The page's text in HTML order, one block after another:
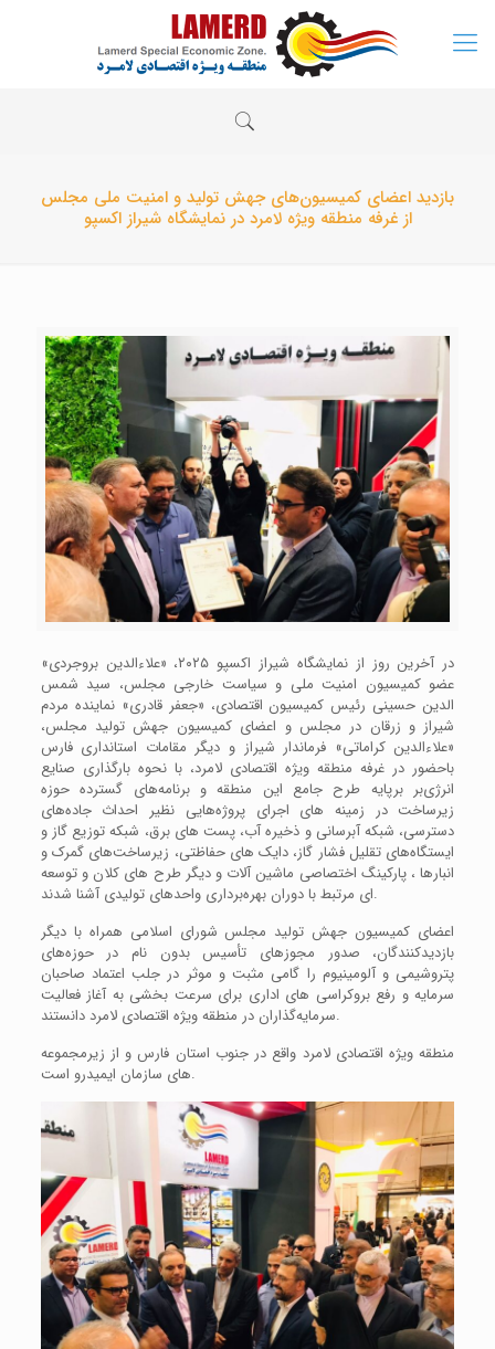
بازدید اعضای کمیسیون‌های جهش تولید و امنیت ملی مجلس
از غرفه منطقه ویژه لامرد در نمایشگاه شیراز اکسپو
در آخرین روز از نمایشگاه شیراز اکسپو ٢٠٢۵، «علاءالدین بروجردی»
عضو کمیسیون امنیت ملی و سیاست خارجی مجلس، سید شمس
الدین حسینی رئیس کمیسیون اقتصادی، «جعفر قادری» نماینده مردم
شیراز و زرقان در مجلس و اعضای کمیسیون جهش تولید مجلس،
«علاءالدین کراماتی» فرماندار شیراز و دیگر مقامات استانداری فارس
باحضور در غرفه منطقه ویژه اقتصادی لامرد، با نحوه بارگذاری صنایع
انرژی‌بر برپایه طرح جامع این منطقه و برنامه‌های گسترده حوزه
زیرساخت در زمینه های اجرای پروژه‌هایی نظیر احداث جاده‌های
دسترسی، شبکه آبرسانی و ذخیره آب، پست های برق، شبکه توزیع گاز و
ایستگاه‌های تقلیل فشار گاز، دایک های حفاظتی، زیرساخت‌های گمرک و
انبارها ، پارکینگ اختصاصی ماشین آلات و دیگر طرح های کلان و توسعه
ای مرتبط با دوران بهره‌برداری واحدهای تولیدی آشنا شدند.
اعضای کمیسیون جهش تولید مجلس شورای اسلامی همراه با دیگر
بازدیدکنندگان، صدور مجوزهای تأسیس بدون نام در حوزه‌های
پتروشیمی و آلومینیوم را گامی مثبت و موثر در جلب اعتماد صاحبان
سرمایه و رفع بروکراسی های اداری برای سرعت بخشی به آغاز فعالیت
سرمایه‌گذاران در منطقه ویژه اقتصادی لامرد دانستند.
منطقه ویژه اقتصادی لامرد واقع در جنوب استان فارس و از زیرمجموعه
های سازمان ایمیدرو است.